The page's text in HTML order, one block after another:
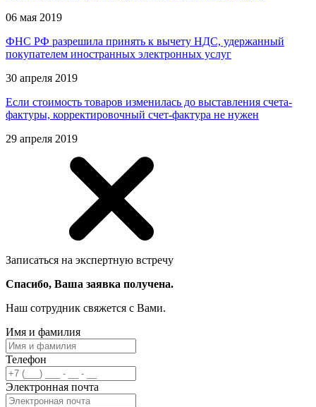
06 мая 2019
ФНС РФ разрешила принять к вычету НДС, удержанный
покупателем иностранных электронных услуг
30 апреля 2019
Если стоимость товаров изменилась до выставления счета-
фактуры, корректировочный счет-фактура не нужен
29 апреля 2019
Записаться на экспертную встречу
Спасибо, Ваша заявка получена.
Наш сотрудник свяжется с Вами.
Имя и фамилия
Телефон
Электронная почта